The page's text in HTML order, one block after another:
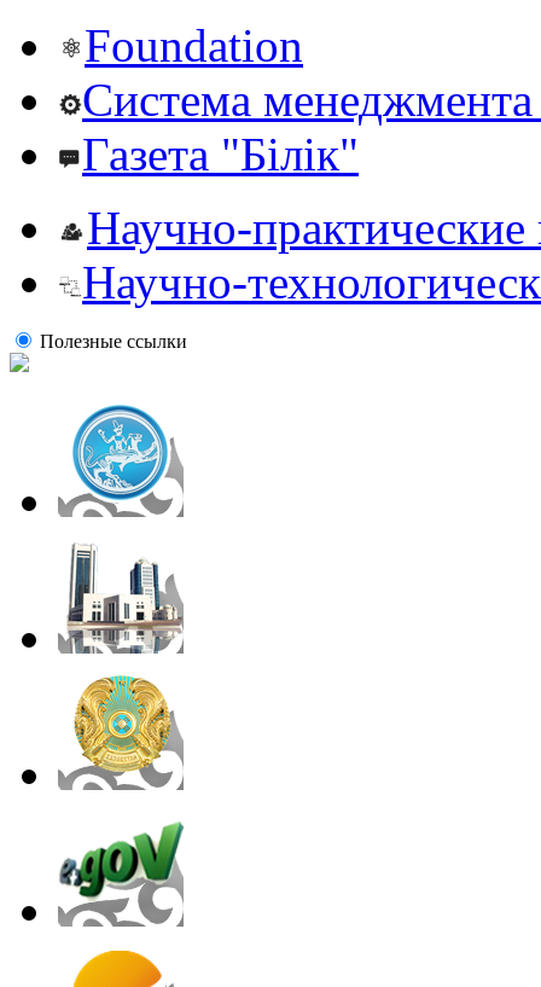
Foundation
Система менеджмента
Газета "Білік"
Научно-
Научно-
Полезные ссылки